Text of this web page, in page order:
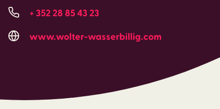
+ 352 28 85 43 23
www.wolter-wasserbillig.com